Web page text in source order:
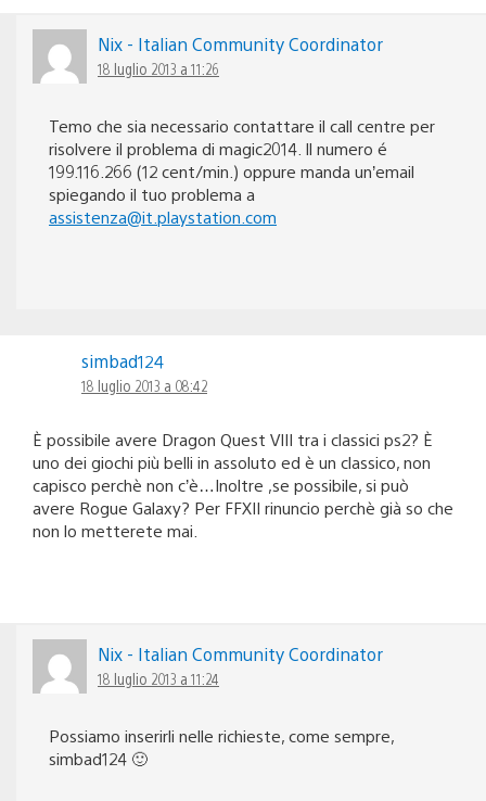
Nix - Italian Community Coordinator
18 luglio 2013 a 11:26
Temo che sia necessario contattare il call centre per
risolvere il problema di magic2014. Il numero é
199.116.266 (12 cent/min.) oppure manda un’email
spiegando il tuo problema a
assistenza@it.playstation.com
simbad124
18 luglio 2013 a 08:42
È possibile avere Dragon Quest VIII tra i classici ps2? È
uno dei giochi più belli in assoluto ed è un classico, non
capisco perchè non c’è…Inoltre ,se possibile, si può
avere Rogue Galaxy? Per FFXII rinuncio perchè già so che
non lo metterete mai.
Nix - Italian Community Coordinator
18 luglio 2013 a 11:24
Possiamo inserirli nelle richieste, come sempre,
simbad124 🙂